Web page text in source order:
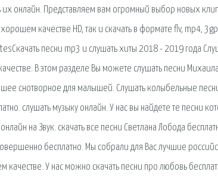
их онлайн. Представляем вам огромный выбор новых
качестве HD, так и скачать в формате flv, mp4,
песни mp3 и слушать хиты 2018 - 2019 года
В этом разделе Вы можете слушать песни Михаила
снотворное для малышей. Слушать колыбельные
слушать музыку онлайн. У нас вы найдете те песни
на Звук. скачать все песни Светлана Лобода
бесплатно. Мы собрали для Вас лучшие
У нас можно скачать песни про любовь